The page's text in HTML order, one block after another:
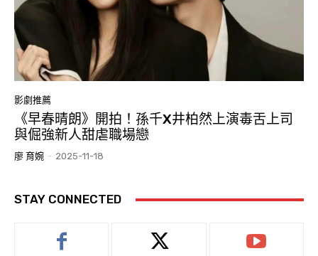
影劇推薦
《早春晴朗》開拍！孫千X井柏然上演毒舌上司
與倔強新人甜虐職場戀
廖 育婉 - 2025-11-18
STAY CONNECTED